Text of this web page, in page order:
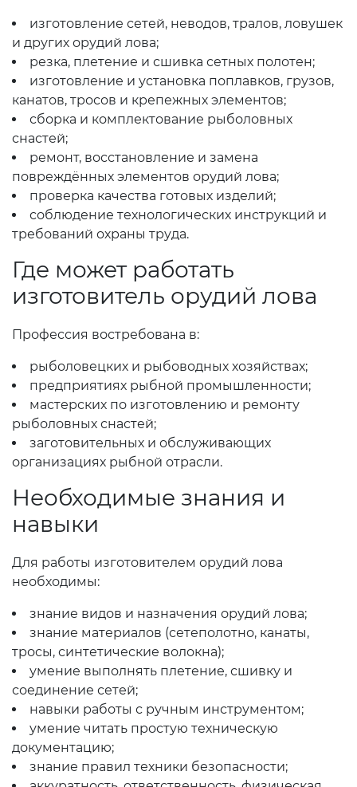
изготовление сетей, неводов, тралов, ловушек
и других орудий лова;
резка, плетение и сшивка сетных полотен;
изготовление и установка поплавков, грузов,
канатов, тросов и крепежных элементов;
сборка и комплектование рыболовных
снастей;
ремонт, восстановление и замена
повреждённых элементов орудий лова;
проверка качества готовых изделий;
соблюдение технологических инструкций и
требований охраны труда.
Где может работать
изготовитель орудий лова
Профессия востребована в:
рыболовецких и рыбоводных хозяйствах;
предприятиях рыбной промышленности;
мастерских по изготовлению и ремонту
рыболовных снастей;
заготовительных и обслуживающих
организациях рыбной отрасли.
Необходимые знания и
навыки
Для работы изготовителем орудий лова
необходимы:
знание видов и назначения орудий лова;
знание материалов (сетеполотно, канаты,
тросы, синтетические волокна);
умение выполнять плетение, сшивку и
соединение сетей;
навыки работы с ручным инструментом;
умение читать простую техническую
документацию;
знание правил техники безопасности;